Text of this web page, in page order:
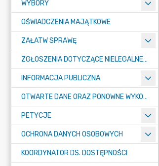
WYBORY
OŚWIADCZENIA MAJĄTKOWE
ZAŁATW SPRAWĘ
ZGŁOSZENIA DOTYCZĄCE NIELEGALNEGO SPALANIA ODPADÓW
INFORMACJA PUBLICZNA
OTWARTE DANE ORAZ PONOWNE WYKORZYSTANIE INFORMACJI SEKTORA PUBLICZNEGO
PETYCJE
OCHRONA DANYCH OSOBOWYCH
KOORDYNATOR DS. DOSTĘPNOŚCI